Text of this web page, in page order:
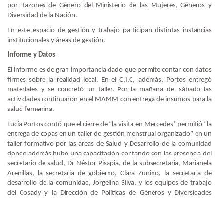
por Razones de Género del Ministerio de las Mujeres, Géneros y
Diversidad de la Nación.
En este espacio de gestión y trabajo participan distintas instancias
institucionales y áreas de gestión.
Informe y Datos
El informe es de gran importancia dado que permite contar con datos
firmes sobre la realidad local. En el C.I.C, además, Portos entregó
materiales y se concretó un taller. Por la mañana del sábado las
actividades continuaron en el MAMM con entrega de insumos para la
salud femenina.
Lucía Portos contó que el cierre de “la visita en Mercedes” permitió “la
entrega de copas en un taller de gestión menstrual organizado” en un
taller formativo por las áreas de Salud y Desarrollo de la comunidad
donde además hubo una capacitación contando con las presencia del
secretario de salud, Dr Néstor Pisapia, de la subsecretaria, Marianela
Arenillas, la secretaria de gobierno, Clara Zunino, la secretaria de
desarrollo de la comunidad, Jorgelina Silva, y los equipos de trabajo
del Cosady y la Dirección de Políticas de Géneros y Diversidades